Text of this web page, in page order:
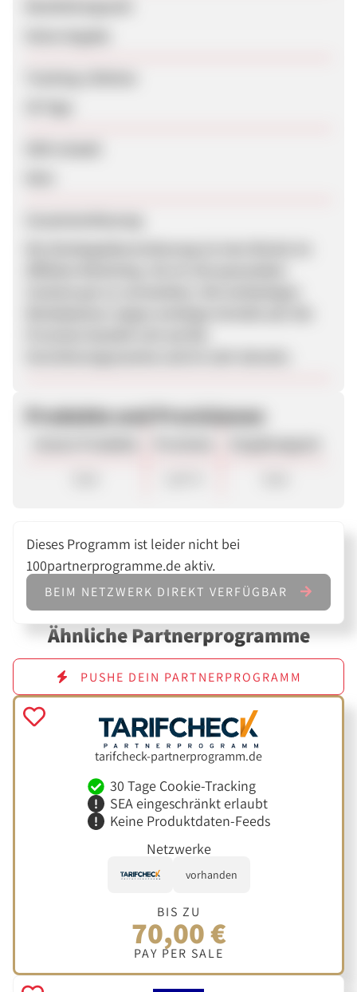
Produkte und Provisionen
Dieses Programm ist leider nicht bei
100partnerprogramme.de aktiv.
BEIM NETZWERK DIREKT VERFÜGBAR
Ähnliche Partnerprogramme
PUSHE DEIN PARTNERPROGRAMM
tarifcheck-partnerprogramm.de
30 Tage Cookie-Tracking
SEA eingeschränkt erlaubt
Keine Produktdaten-Feeds
Netzwerke
vorhanden
BIS ZU
70,00 €
PAY PER SALE